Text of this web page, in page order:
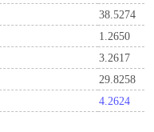
38.5274
1.2650
3.2617
29.8258
4.2624